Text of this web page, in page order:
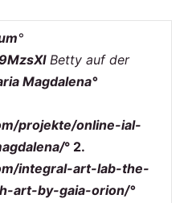
°
Betty auf der
Magdalena°
projekte/online-ial-
° 2.
integral-art-lab-the-
art-by-gaia-orion/°